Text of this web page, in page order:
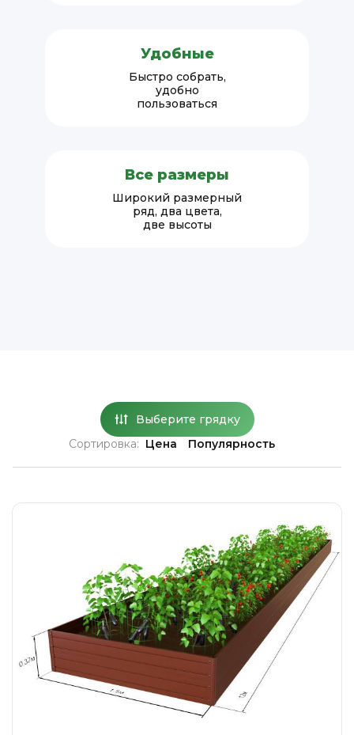
Удобные
Быстро собрать,
удобно
пользоваться
Все размеры
Широкий размерный
ряд, два цвета,
две высоты
Выберите грядку
Сортировка: Цена Популярность